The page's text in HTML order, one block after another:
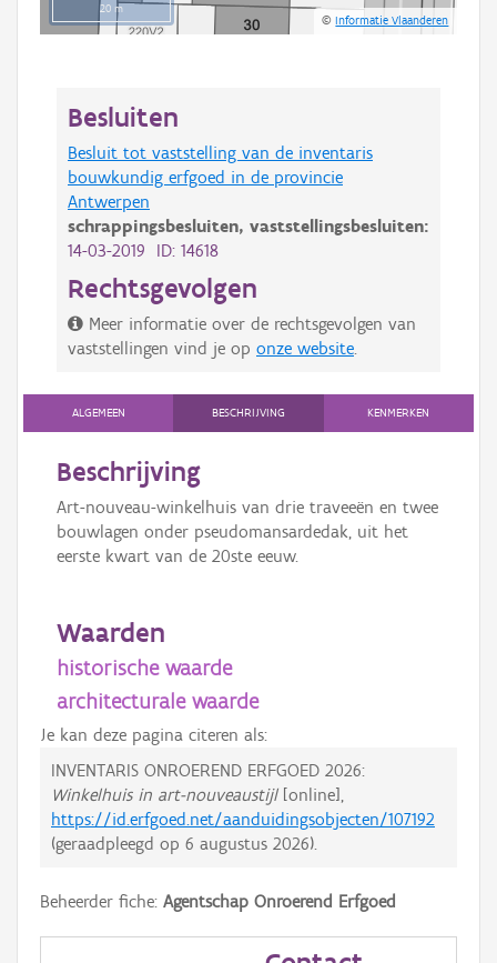
20 m
©Informatie Vlaanderen
Besluiten
Besluit tot vaststelling van de inventaris
bouwkundig erfgoed in de provincie
Antwerpen
schrappingsbesluiten, vaststellingsbesluiten:
14-03-2019 ID: 14618
Rechtsgevolgen
Meer informatie over de rechtsgevolgen van
vaststellingen vind je op onze website
ALGEMEEN BESCHRIJVING KENMERKEN
Beschrijving
Art-nouveau-winkelhuis van drie traveeën en twee
bouwlagen onder pseudomansardedak, uit het
eerste kwart van de 20ste eeuw.
Waarden
historische waarde
architecturale waarde
Je kan deze pagina citeren als:
INVENTARIS ONROEREND ERFGOED 2026:
Winkelhuis in art-nouveaustijl[online],
https://id.erfgoed.net/aanduidingsobjecten/107192
(geraadpleegd op 6 augustus 2026).
Beheerder fiche: Agentschap Onroerend Erfgoed